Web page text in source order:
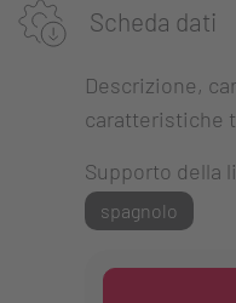
Scheda dati
Descrizione,
caratteristiche
Supporto della
spagnolo